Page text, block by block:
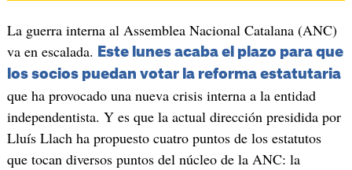
La guerra interna al Assemblea Nacional Catalana (ANC)
va en escalada.
Este lunes acaba el plazo para que
los socios puedan votar la reforma estatutaria
que ha provocado una nueva crisis interna a la entidad
independentista. Y es que la actual dirección presidida por
Lluís Llach ha propuesto cuatro puntos de los estatutos
que tocan diversos puntos del núcleo de la ANC: la